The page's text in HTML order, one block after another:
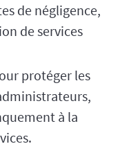
de négligence,
de services
protéger les
à la